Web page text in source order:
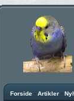
Forside · Artikler ·